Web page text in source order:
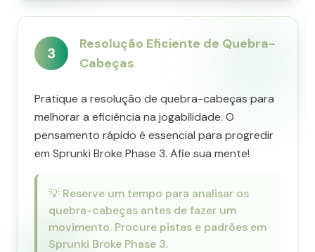
3
Resolução Eficiente de Quebra-
Cabeças
Pratique a resolução de quebra-cabeças para
melhorar a eficiência na jogabilidade. O
pensamento rápido é essencial para progredir
em Sprunki Broke Phase 3. Afie sua mente!
💡 Reserve um tempo para analisar os
quebra-cabeças antes de fazer um
movimento. Procure pistas e padrões em
Sprunki Broke Phase 3.